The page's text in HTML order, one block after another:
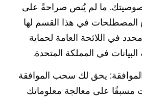
ما لم يُنص صراحةً على
المصطلحات في هذا القسم لها
في اللائحة العامة لحماية
البيانات في المملكة المتحدة.
يحق لك سحب الموافقة
مسبقًا على معالجة معلوماتك